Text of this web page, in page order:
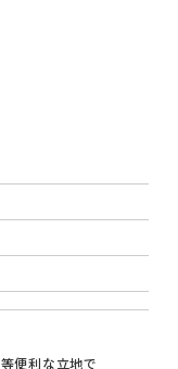
等便利な立地で